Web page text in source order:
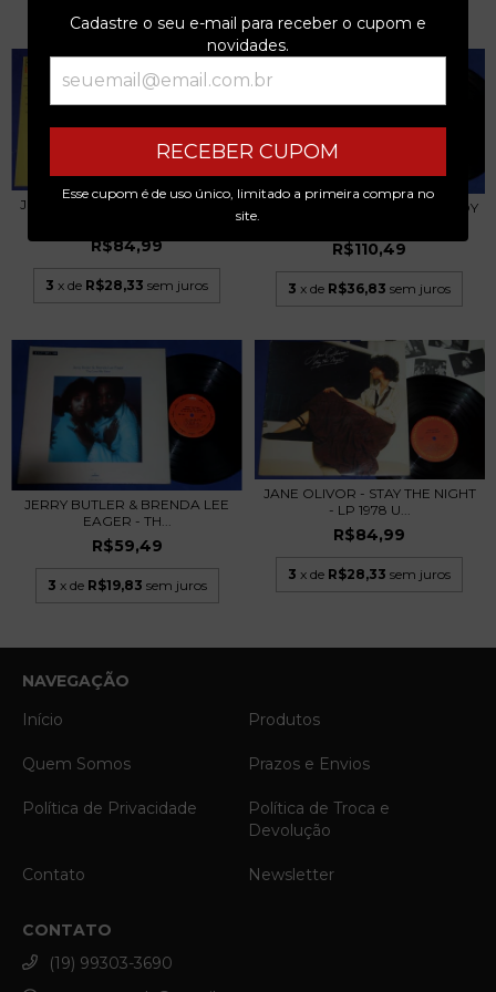
Cadastre o seu e-mail para receber o cupom e
novidades.
RECEBER CUPOM
Esse cupom é de uso único, limitado a primeira compra no
site.
JOHN DAVIDSON - THE TIME OF
R$84,99
3 x de R$28,33 sem juros
JOEL GREY - BLACK SHEEP BOY
R$110,49
3 x de R$36,83 sem juros
JERRY BUTLER & BRENDA LEE
EAGER - TH...
R$59,49
3 x de R$19,83 sem juros
JANE OLIVOR - STAY THE NIGHT
- LP 1978 U...
R$84,99
3 x de R$28,33 sem juros
NAVEGAÇÃO
Início
Produtos
Quem Somos Prazos e Envios
Política de Privacidade
Política de Troca e
Devolução
Contato Newsletter
CONTATO
(19) 99303-3690